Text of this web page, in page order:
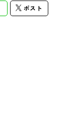
ポスト